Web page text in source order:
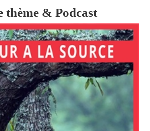
thème & Podcast